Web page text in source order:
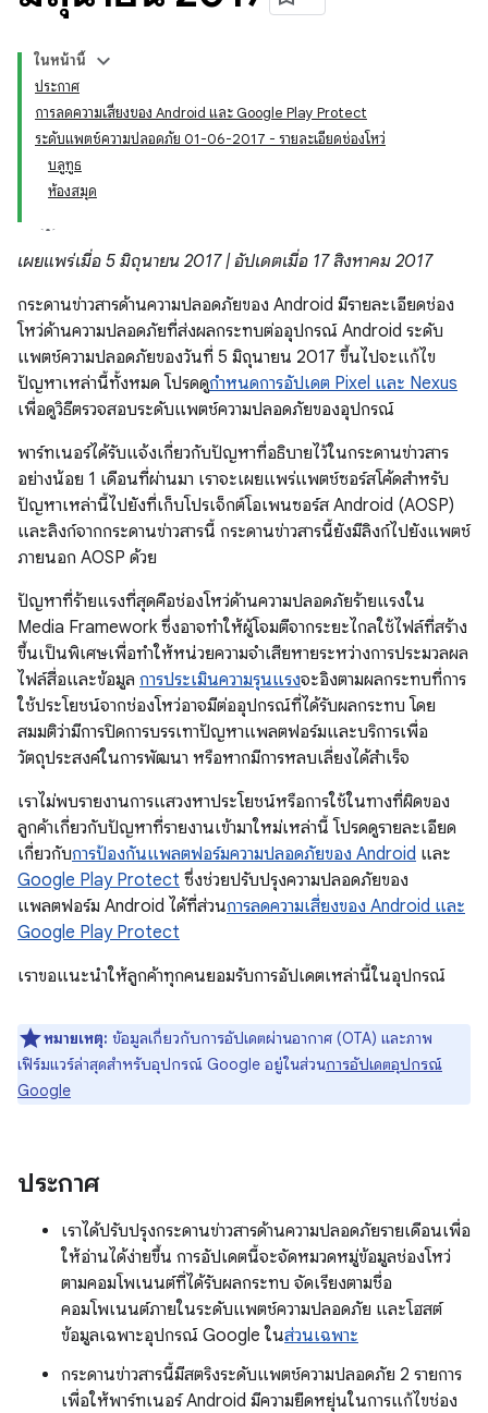
ในหน้านี้
ประกาศ
การลดความเสี่ยงของ Android และ Google Play Protect
ระดับแพตช์ความปลอดภัย 01-06-2017 - รายละเอียดช่องโหว่
บลูทูธ
ห้องสมุด
เผยแพร่เมื่อ 5 มิถุนายน 2017 | อัปเดตเมื่อ 17 สิงหาคม 2017
กระดานข่าวสารด้านความปลอดภัยของ Android มีรายละเอียดช่อง
โหว่ด้านความปลอดภัยที่ส่งผลกระทบต่ออุปกรณ์ Android ระดับ
แพตช์ความปลอดภัยของวันที่ 5 มิถุนายน 2017 ขึ้นไปจะแก้ไข
ปัญหาเหล่านี้ทั้งหมด โปรดดูกำหนดการอัปเดต Pixel และ Nexus
เพื่อดูวิธีตรวจสอบระดับแพตช์ความปลอดภัยของอุปกรณ์
พาร์ทเนอร์ได้รับแจ้งเกี่ยวกับปัญหาที่อธิบายไว้ในกระดานข่าวสาร
อย่างน้อย 1 เดือนที่ผ่านมา เราจะเผยแพร่แพตช์ซอร์สโค้ดสำหรับ
ปัญหาเหล่านี้ไปยังที่เก็บโปรเจ็กต์โอเพนซอร์ส Android (AOSP)
และลิงก์จากกระดานข่าวสารนี้ กระดานข่าวสารนี้ยังมีลิงก์ไปยังแพตช์
ภายนอก AOSP ด้วย
ปัญหาที่ร้ายแรงที่สุดคือช่องโหว่ด้านความปลอดภัยร้ายแรงใน
Media Framework ซึ่งอาจทำให้ผู้โจมตีจากระยะไกลใช้ไฟล์ที่สร้าง
ขึ้นเป็นพิเศษเพื่อทำให้หน่วยความจำเสียหายระหว่างการประมวลผล
ไฟล์สื่อและข้อมูล การประเมินความรุนแรงจะอิงตามผลกระทบที่การ
ใช้ประโยชน์จากช่องโหว่อาจมีต่ออุปกรณ์ที่ได้รับผลกระทบ โดย
สมมติว่ามีการปิดการบรรเทาปัญหาแพลตฟอร์มและบริการเพื่อ
วัตถุประสงค์ในการพัฒนา หรือหากมีการหลบเลี่ยงได้สําเร็จ
เราไม่พบรายงานการแสวงหาประโยชน์หรือการใช้ในทางที่ผิดของ
ลูกค้าเกี่ยวกับปัญหาที่รายงานเข้ามาใหม่เหล่านี้ โปรดดูรายละเอียด
เกี่ยวกับการป้องกันแพลตฟอร์มความปลอดภัยของ Android และ
Google Play Protect ซึ่งช่วยปรับปรุงความปลอดภัยของ
แพลตฟอร์ม Android ได้ที่ส่วนการลดความเสี่ยงของ Android และ
Google Play Protect
เราขอแนะนำให้ลูกค้าทุกคนยอมรับการอัปเดตเหล่านี้ในอุปกรณ์
หมายเหตุ: ข้อมูลเกี่ยวกับการอัปเดตผ่านอากาศ (OTA) และภาพ
เฟิร์มแวร์ล่าสุดสำหรับอุปกรณ์ Google อยู่ในส่วนการอัปเดตอุปกรณ์
Google
ประกาศ
เราได้ปรับปรุงกระดานข่าวสารด้านความปลอดภัยรายเดือนเพื่อ
ให้อ่านได้ง่ายขึ้น การอัปเดตนี้จะจัดหมวดหมู่ข้อมูลช่องโหว่
ตามคอมโพเนนต์ที่ได้รับผลกระทบ จัดเรียงตามชื่อ
คอมโพเนนต์ภายในระดับแพตช์ความปลอดภัย และโฮสต์
ข้อมูลเฉพาะอุปกรณ์ Google ในส่วนเฉพาะ
กระดานข่าวสารนี้มีสตริงระดับแพตช์ความปลอดภัย 2 รายการ
เพื่อให้พาร์ทเนอร์ Android มีความยืดหยุ่นในการแก้ไขช่อง